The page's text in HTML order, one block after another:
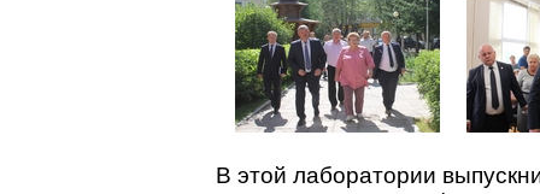
В этой лаборатории